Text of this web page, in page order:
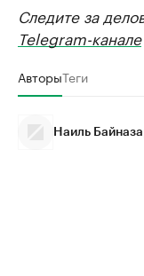
Следите за
Telegram-канале
АвторыТеги
Наиль